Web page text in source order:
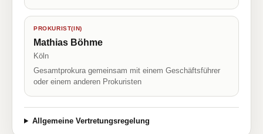
PROKURIST(IN)
Mathias Böhme
Köln
Gesamtprokura gemeinsam mit einem Geschäftsführer
oder einem anderen Prokuristen
Allgemeine Vertretungsregelung